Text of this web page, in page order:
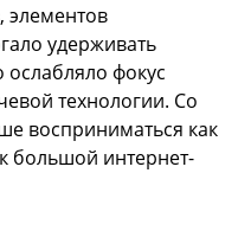
элементов
удерживать
фокус
технологии. Со
восприниматься как
большой интернет-